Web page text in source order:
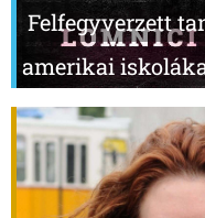
Felfegyverzett
amerikai